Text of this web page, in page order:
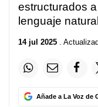
estructurados
lenguaje natural
14 jul 2025 .
Añade a La Voz de